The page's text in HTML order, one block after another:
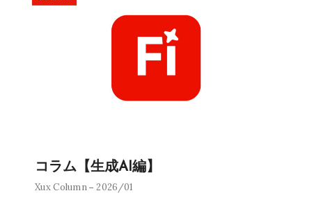
コラム【生成AI編】
Xux Column 2026/01